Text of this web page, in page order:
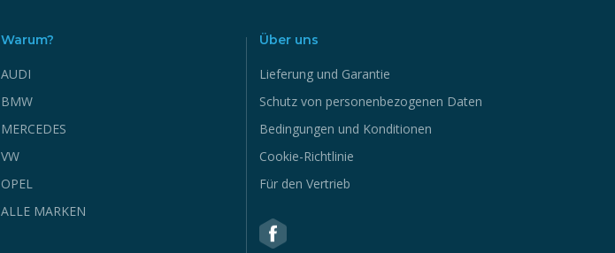
Warum?
AUDI
BMW
MERCEDES
VW
OPEL
ALLE MARKEN
Über uns
Lieferung und Garantie
Schutz von personenbezogenen Daten
Bedingungen und Konditionen
Cookie-Richtlinie
Für den Vertrieb